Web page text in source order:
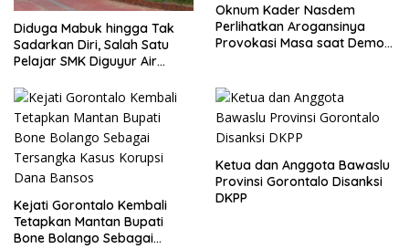
Diduga Mabuk hingga Tak
Sadarkan Diri, Salah Satu
Pelajar SMK Diguyur Air
Fisik oleh Beberapa
Temannya
Oknum Kader Nasdem
Perlihatkan Arogansinya
Provokasi Masa saat Demo
Kejati Gorontalo Kembali
Tetapkan Mantan Bupati
Bone Bolango Sebagai
Ketua dan Anggota Bawaslu
Provinsi Gorontalo Disanksi
DKPP